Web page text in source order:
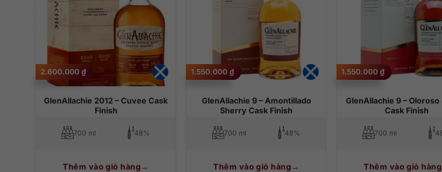
GlenAllachie 2012 – Cuvee Cask
Finish
2.600.000 ₫
700 ml 48%
Thêm vào giỏ hàng
GlenAllachie 9 – Amontillado
Sherry Cask Finish
1.550.000 ₫
700 ml 48%
Thêm vào giỏ hàng
GlenAllachie 9 –
Cask Finish
1.550.000 ₫
700 ml
Thêm vào giỏ hàng